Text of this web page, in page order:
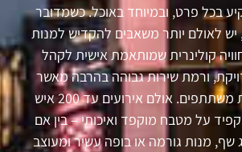
בכל פרט, ובמיוחד באוכל. כשמדובר
יש לאולם יותר משאבים להקדיש למנות
קולינרית שמותאמת אישית לקהל
ורמת שירות גבוהה בהרבה מאשר
באירוע של מאות משתתפים. אולם אירועים עד 200 איש
על מטבח מוקפד ואיכותי – בין אם
שף, מנות גורמה או בופה עשיר ומעוצב